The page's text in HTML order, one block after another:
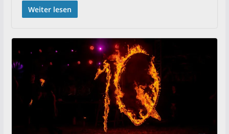
Weiter lesen